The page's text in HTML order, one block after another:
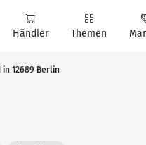
Händler Themen
in 12689 Berlin